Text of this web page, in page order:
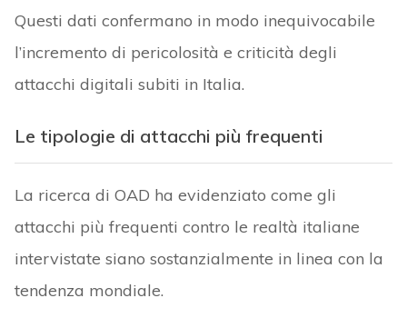
Questi dati confermano in modo inequivocabile
l’incremento di pericolosità e criticità degli
attacchi digitali subiti in Italia.
Le tipologie di attacchi più frequenti
La ricerca di OAD ha evidenziato come gli
attacchi più frequenti contro le realtà italiane
intervistate siano sostanzialmente in linea con la
tendenza mondiale.